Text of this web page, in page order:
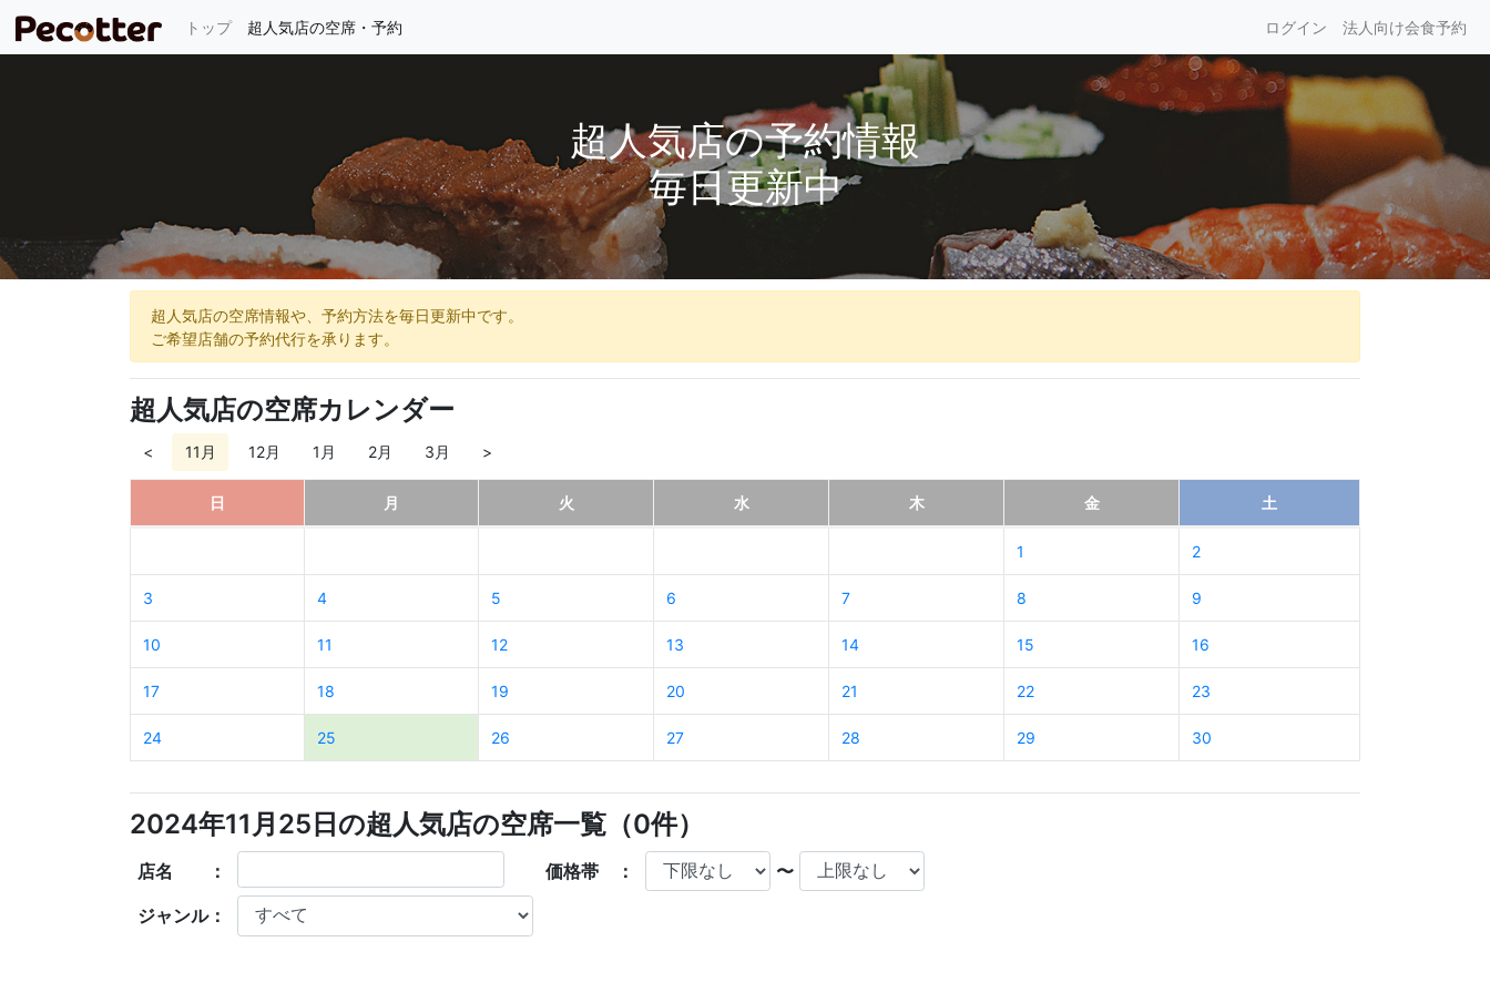
トップ(current)
超人気店の空席・予約 ログイン 法人向け会食予約
超人気店の予約情報
毎日更新中
超人気店の空席情報や、予約方法を毎日更新中です。
ご希望店舗の予約代行を承ります。
超人気店の空席カレンダー
< 11月 12月 1月 2月 3月 >
日 月 火 水 木 金 土
1 2
3 4 5 6 7 8 9
10 11 12 13 14 15 16
17 18 19 20 21 22 23
24 25 26 27 28 29 30
2024年11月25日の超人気店の空席一覧（0件）
店名 ： 価格帯 ： 〜
ジャンル：